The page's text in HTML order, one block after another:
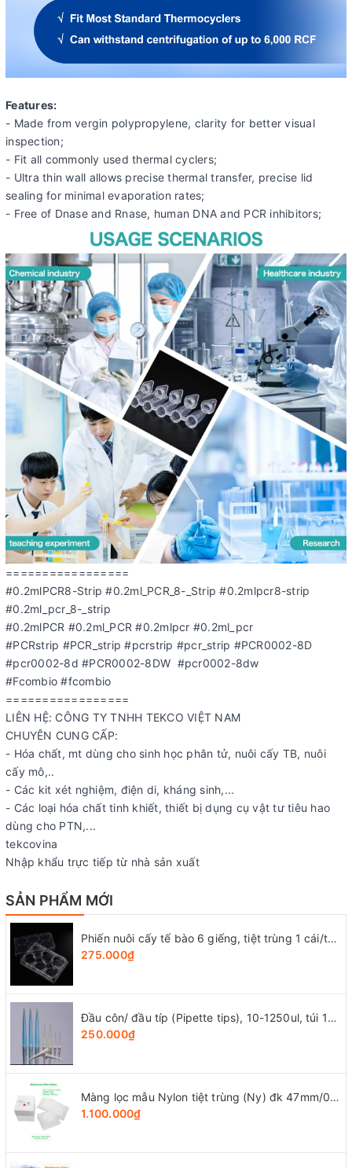
Features:
- Made from vergin polypropylene, clarity for better visual
inspection;
- Fit all commonly used thermal cyclers;
- Ultra thin wall allows precise thermal transfer, precise lid
sealing for minimal evaporation rates;
- Free of Dnase and Rnase, human DNA and PCR inhibitors;
=================
#0.2mlPCR8-Strip #0.2ml_PCR_8-_Strip #0.2mlpcr8-strip
#0.2ml_pcr_8-_strip
#0.2mlPCR #0.2ml_PCR #0.2mlpcr #0.2ml_pcr
#PCRstrip #PCR_strip #pcrstrip #pcr_strip #PCR0002-8D
#pcr0002-8d #PCR0002-8DW #pcr0002-8dw
#Fcombio #fcombio
=================
LIÊN HỆ: CÔNG TY TNHH TEKCO VIỆT NAM
CHUYÊN CUNG CẤP:
- Hóa chất, mt dùng cho sinh học phân tử, nuôi cấy TB, nuôi
cấy mô,..
- Các kit xét nghiệm, điện di, kháng sinh,...
- Các loại hóa chất tinh khiết, thiết bị dụng cụ vật tư tiêu hao
dùng cho PTN,...
tekcovina
Nhập khẩu trực tiếp từ nhà sản xuất
SẢN PHẨM MỚI
Phiến nuôi cấy tế bào 6 giếng, tiệt trùng 1 cái/túi (Cell Culture Plates), mã 07-6006, Biologix-USA
275.000₫
Đầu côn/ đầu típ (Pipette tips), 10-1250ul, túi 1000 cái, hãng LabSelect
250.000₫
Màng lọc mẫu Nylon tiệt trùng (Ny) đk 47mm/0.22µm-0.45µm, 4x25 chiếc/hộp, hãng Biosharp
1.100.000₫